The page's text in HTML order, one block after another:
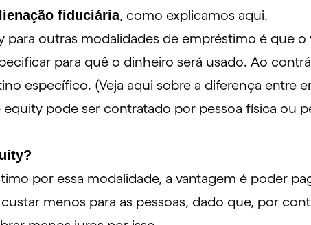
fiduciária, como explicamos aqui.
outras modalidades de empréstimo é que
para quê o dinheiro será usado. Ao
específico. (Veja aqui sobre a diferença entre
pode ser contratado por pessoa física ou
por essa modalidade, a vantagem é poder
menos para as pessoas, dado que, por